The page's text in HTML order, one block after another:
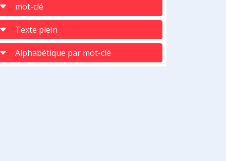
mot-clé
Texte plein
Alphabétique par mot-clé